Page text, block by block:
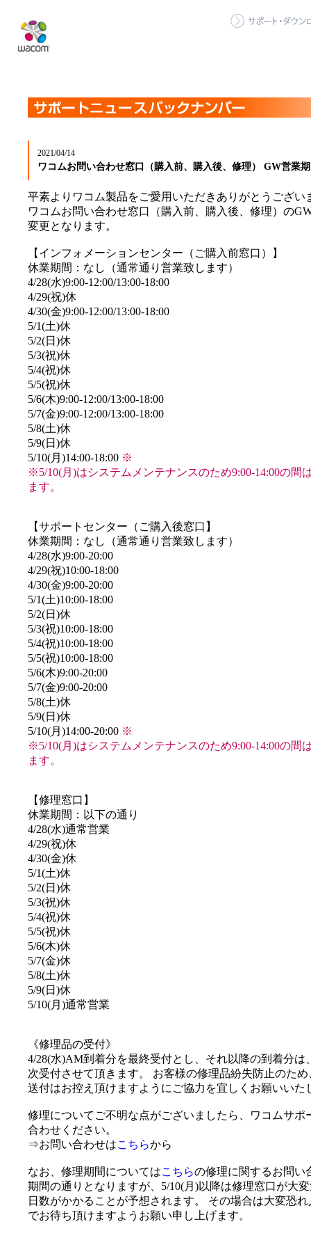
2021/04/14
ワコムお問い合わせ窓口（購入前、購入後、修理） GW営業
平素よりワコム製品をご愛用いただきありがとうござい
ワコムお問い合わせ窓口（購入前、購入後、修理）の
変更となります。
【インフォメーションセンター（ご購入前窓口）】
休業期間：なし（通常通り営業致します）
4/28(水)9:00-12:00/13:00-18:00
4/29(祝)休
4/30(金)9:00-12:00/13:00-18:00
5/1(土)休
5/2(日)休
5/3(祝)休
5/4(祝)休
5/5(祝)休
5/6(木)9:00-12:00/13:00-18:00
5/7(金)9:00-12:00/13:00-18:00
5/8(土)休
5/9(日)休
5/10(月)14:00-18:00 ※
※5/10(月)はシステムメンテナンスのため9:00-14:00の間
ます。
【サポートセンター（ご購入後窓口】
休業期間：なし（通常通り営業致します）
4/28(水)9:00-20:00
4/29(祝)10:00-18:00
4/30(金)9:00-20:00
5/1(土)10:00-18:00
5/2(日)休
5/3(祝)10:00-18:00
5/4(祝)10:00-18:00
5/5(祝)10:00-18:00
5/6(木)9:00-20:00
5/7(金)9:00-20:00
5/8(土)休
5/9(日)休
5/10(月)14:00-20:00 ※
※5/10(月)はシステムメンテナンスのため9:00-14:00の間
ます。
【修理窓口】
休業期間：以下の通り
4/28(水)通常営業
4/29(祝)休
4/30(金)休
5/1(土)休
5/2(日)休
5/3(祝)休
5/4(祝)休
5/5(祝)休
5/6(木)休
5/7(金)休
5/8(土)休
5/9(日)休
5/10(月)通常営業
《修理品の受付》
4/28(水)AM到着分を最終受付とし、それ以降の到着分は
次受付させて頂きます。 お客様の修理品紛失防止のた
送付はお控え頂けますようにご協力を宜しくお願いいた
修理についてご不明な点がございましたら、ワコムサポ
合わせください。
⇒お問い合わせはこちらから
なお、修理期間についてはこちらの修理に関するお問い
期間の通りとなりますが、5/10(月)以降は修理窓口が大
日数がかかることが予想されます。 その場合は大変恐
でお待ち頂けますようお願い申し上げます。